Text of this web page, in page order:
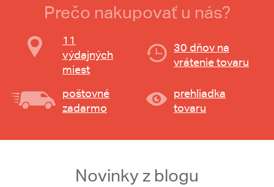
Prečo nakupovať u nás?
11
výdajných
miest
30 dňov na
vrátenie tovaru
poštovné
zadarmo
prehliadka
tovaru
Novinky z blogu